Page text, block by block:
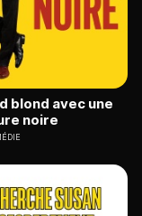
blond avec une
noire